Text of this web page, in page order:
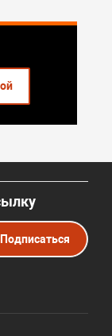
Подписаться